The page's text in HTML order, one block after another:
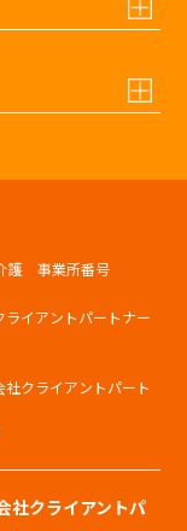
護 事業所番号
ライアントパートナー
社クライアントパート
社クライアントパ